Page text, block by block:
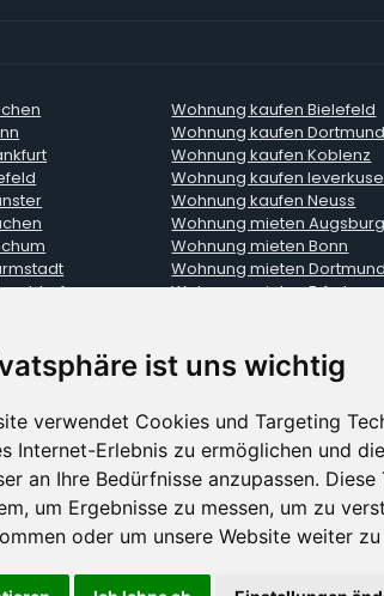
ist uns wichtig
verwendet Cookies und Targeting
Internet-Erlebnis zu ermöglichen und
an Ihre Bedürfnisse anzupassen.
um Ergebnisse zu messen, um zu
oder um unsere Website weiter
Wohnung kaufen Bielefeld
Wohnung kaufen Dortmund
Wohnung kaufen Koblenz
Wohnung kaufen
Wohnung kaufen Neuss
Wohnung mieten Augsburg
Wohnung mieten Bonn
Wohnung mieten Dortmund
Wohnung mieten Erfurt
Wohnung mieten Koblenz
Wohnung mieten Leipzig
Wohnung mieten Münster
Wohnung mieten
Wohnung mieten Rostock
Wohnung mieten Ulm